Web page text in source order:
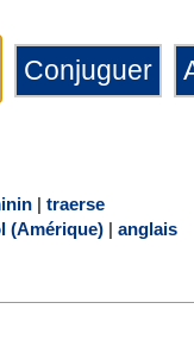
| traerse
(Amérique) | anglais